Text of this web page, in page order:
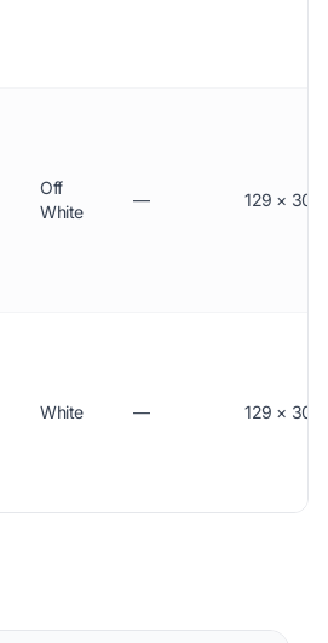
Off
White
— 129 ×
White — 129 ×